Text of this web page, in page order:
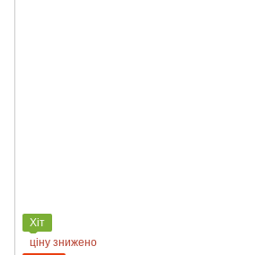
Хіт
ціну знижено